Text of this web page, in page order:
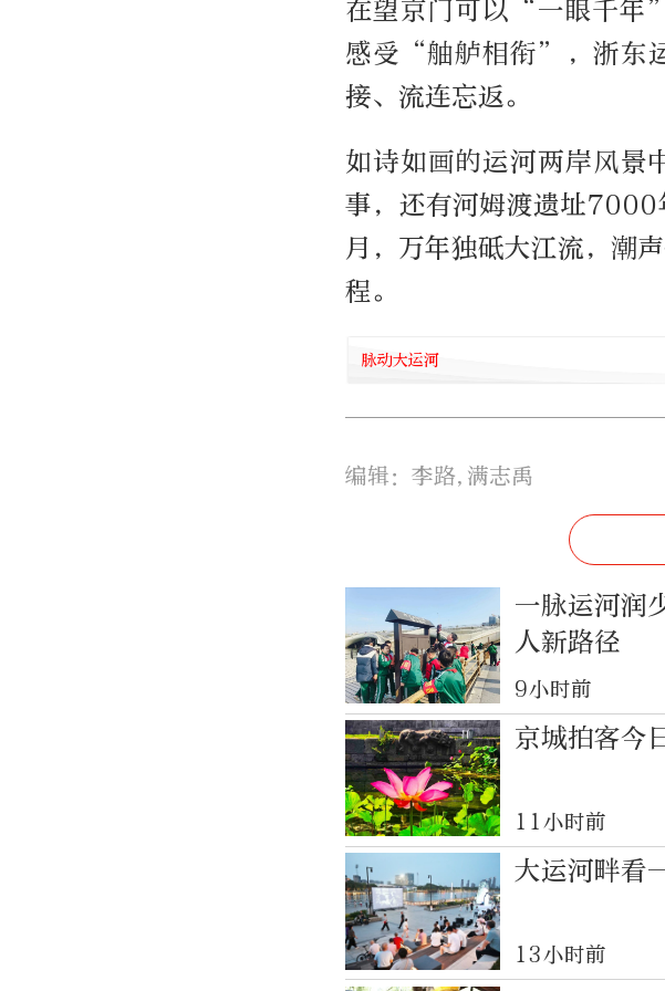
在望京门可以“一眼千
感受“舳舻相衔”，浙东
接、流连忘返。
如诗如画的运河两岸风景
事，还有河姆渡遗址7000
月，万年独砥大江流，潮
程。
脉动大运河
编辑：李路,满志禹
一脉运河润
人新路径
9小时前
京城拍客今
11小时前
大运河畔看
13小时前